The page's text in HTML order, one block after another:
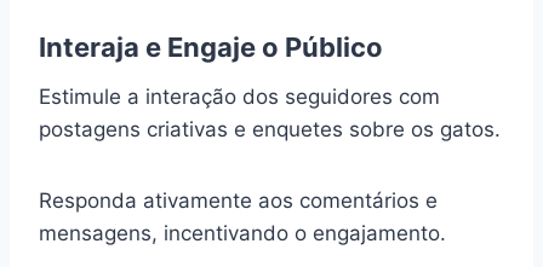
Interaja e Engaje o Público
Estimule a interação dos seguidores com
postagens criativas e enquetes sobre os gatos.
Responda ativamente aos comentários e
mensagens, incentivando o engajamento.